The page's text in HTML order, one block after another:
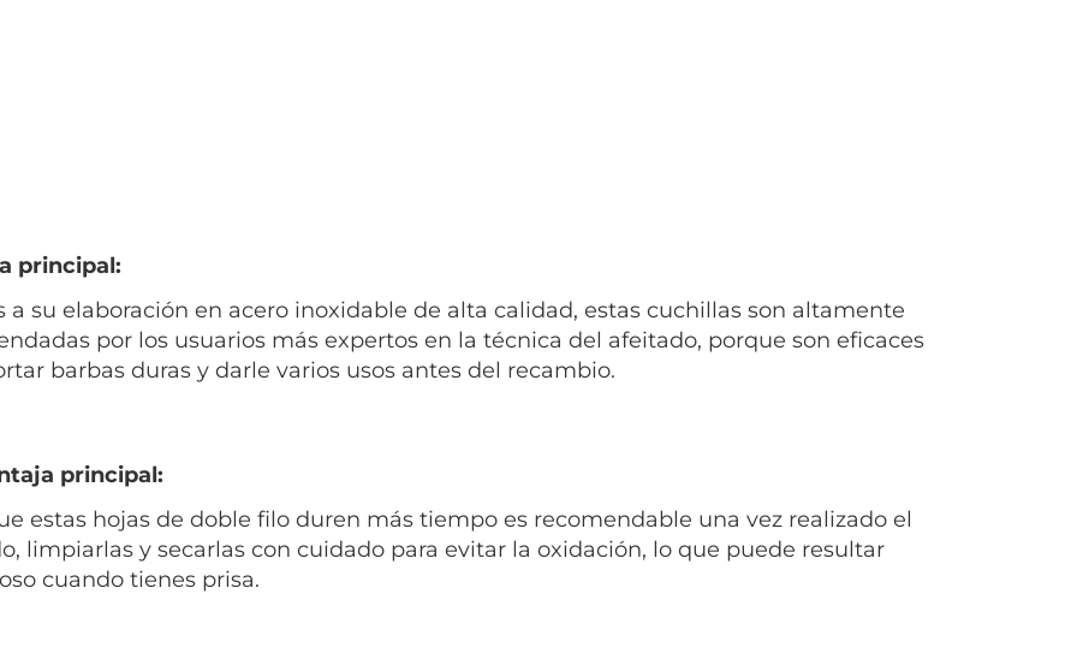
principal:
a su elaboración en acero inoxidable de alta calidad, estas cuchillas son altamente
por los usuarios más expertos en la técnica del afeitado, porque son eficaces
barbas duras y darle varios usos antes del recambio.
principal:
estas hojas de doble filo duren más tiempo es recomendable una vez realizado el
limpiarlas y secarlas con cuidado para evitar la oxidación, lo que puede resultar
cuando tienes prisa.